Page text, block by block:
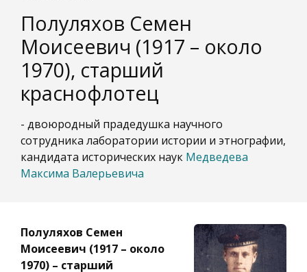
Полуляхов Семен
Моисеевич (1917 – около
1970), старший
краснофлотец
- двоюродный прадедушка научного
сотрудника лаборатории истории и этнографии,
кандидата исторических наук Медведева
Максима Валерьевича
Полуляхов Семен
Моисеевич (1917 – около
1970) – старший